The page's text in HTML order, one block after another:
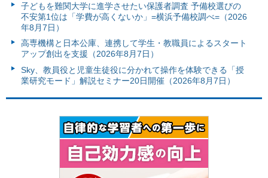
子どもを難関大学に進学させたい保護者調査 予備校選びの
不安第1位は「学費が高くないか」=横浜予備校調べ=（2026
年8月7日）
高専機構と日本公庫、連携して学生・教職員によるスタート
アップ創出を支援（2026年8月7日）
Sky、教員役と児童生徒役に分かれて操作を体験できる「授
業研究モード」解説セミナー20日開催（2026年8月7日）